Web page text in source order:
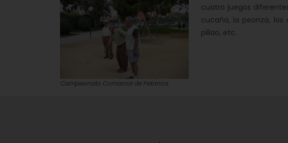
cuatro juegos
cucaña, la peonza,
pillao, etc.
Campeonato Comarcal de Petanca